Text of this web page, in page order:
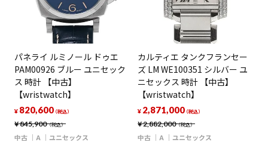
パネライ ルミノール ドゥエ
PAM00926 ブルー ユニセック
ス 時計 【中古】
【wristwatch】
¥845,900（税込）
¥ 820,600（税込）
中古 A ユニセックス
カルティエ タンクフランセー
ズ LM WE100351 シルバー ユ
ニセックス 時計 【中古】
【wristwatch】
¥2,882,000（税込）
¥ 2,871,000（税込）
中古 A ユニセックス